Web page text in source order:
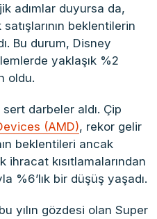
adımlar duyursa da,
beklentilerin
Bu durum, Disney
yaklaşık %2
oldu.
darbeler aldı. Çip
(AMD), rekor gelir
beklentileri ancak
ihracat kısıtlamalarından
%6’lık bir düşüş yaşadı.
yılın gözdesi olan Super